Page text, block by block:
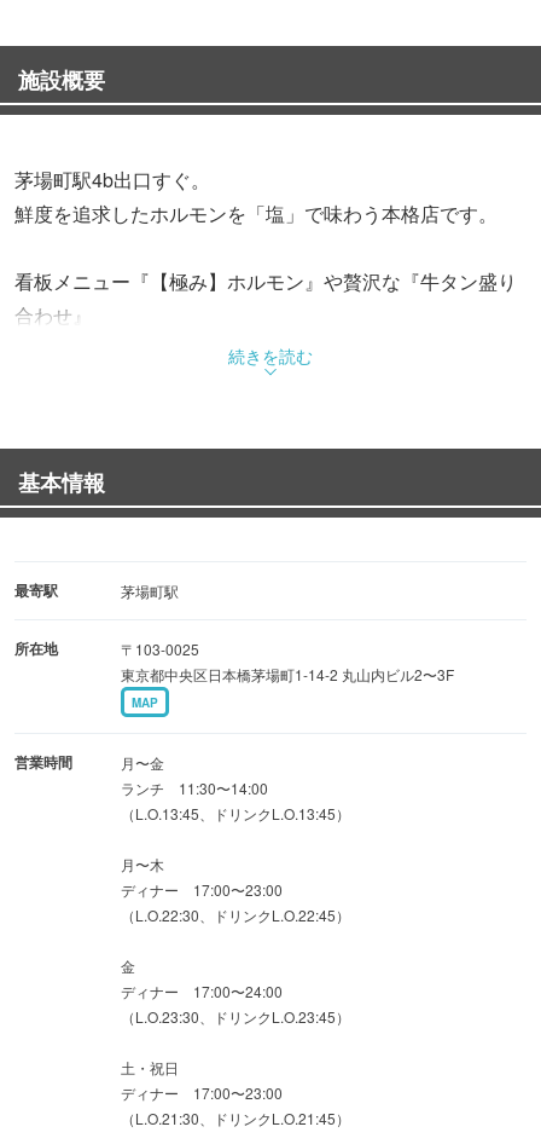
施設概要
茅場町駅4b出口すぐ。
鮮度を追求したホルモンを「塩」で味わう本格店です。
看板メニュー『【極み】ホルモン』や贅沢な『牛タン盛り
合わせ』
厳選された黒毛和牛など、肉のプロが目利きした逸品をリ
コースも歓送迎会に適したコースから、初めてのお客様に
おすすめのコースまで
もちろん飲み放題付きコースもご用意しております！
2階は一人飲みやデートに最適なカウンター、
3階は15名様前後からの貸切も可能なテーブル席をご用意
しております。
お一人様〜大人数ご宴会まで用途に応じてご利用下さい。
仕事帰りの一杯から宴会まで至福のひとときをお過ごしく
続きを読む
基本情報
最寄駅 茅場町駅
所在地
〒103-0025
東京都中央区日本橋茅場町1-14-2 丸山内ビル2〜3F
MAP
営業時間
月〜金
ランチ 11:30〜14:00
（L.O.13:45、ドリンクL.O.13:45）
月〜木
ディナー 17:00〜23:00
（L.O.22:30、ドリンクL.O.22:45）
金
ディナー 17:00〜24:00
（L.O.23:30、ドリンクL.O.23:45）
土・祝日
ディナー 17:00〜23:00
（L.O.21:30、ドリンクL.O.21:45）